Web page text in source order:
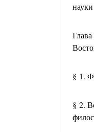
науки
§ 1.
§ 2.